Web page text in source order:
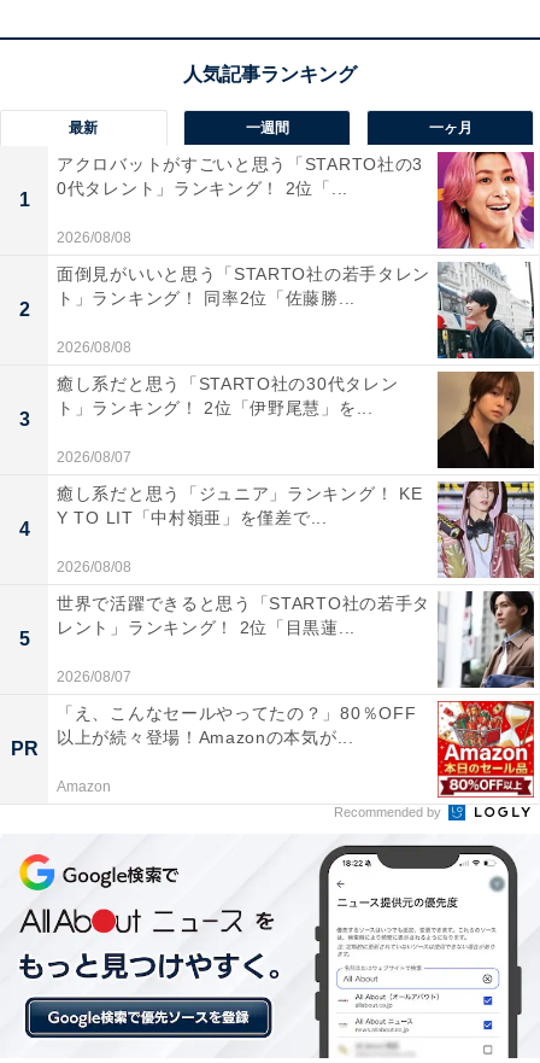
大橋和也さんの商品をAmazonで見る
最新 一週間 一ヶ月
1
アクロバットがすごいと思う「STARTO社の3
0代タレント」ランキング！ 2位「...
2026/08/08
2
面倒見がいいと思う「STARTO社の若手タレン
ト」ランキング！ 同率2位「佐藤勝...
2026/08/08
3
癒し系だと思う「STARTO社の30代タレン
ト」ランキング！ 2位「伊野尾慧」を...
2026/08/07
4
癒し系だと思う「ジュニア」ランキング！ KE
Y TO LIT「中村嶺亜」を僅差で...
2026/08/08
5
世界で活躍できると思う「STARTO社の若手タ
レント」ランキング！ 2位「目黒蓮...
2026/08/07
PR
「え、こんなセールやってたの？」80％OFF
以上が続々登場！Amazonの本気が...
Amazon
Recommended by